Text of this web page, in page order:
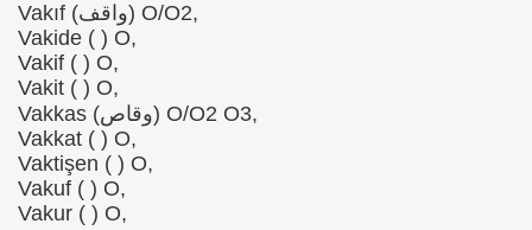
Vakıf (واقف) O/O2,
Vakide ( ) O,
Vakif ( ) O,
Vakit ( ) O,
Vakkas (وقاص) O/O2 O3,
Vakkat ( ) O,
Vaktişen ( ) O,
Vakuf ( ) O,
Vakur ( ) O,